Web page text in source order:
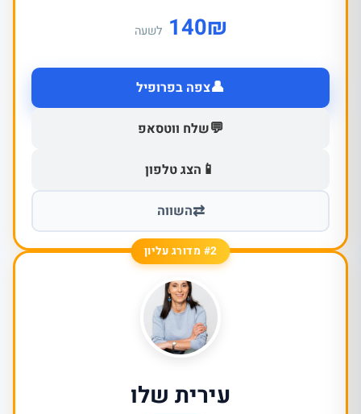
₪
140 לשעה
👤צפה בפרופיל
💬שלח ווטסאפ
📱 הצג טלפון
⇄השווה
#2 מדורג עליון
עירית שלו